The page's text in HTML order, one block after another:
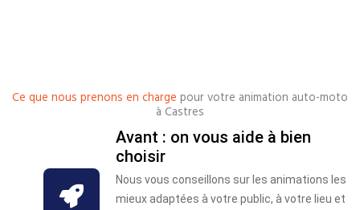
Ce que nous prenons en charge pour votre animation auto-moto
à Castres
Avant : on vous aide à bien
choisir
Nous vous conseillons sur les animations les
mieux adaptées à votre public, à votre lieu et